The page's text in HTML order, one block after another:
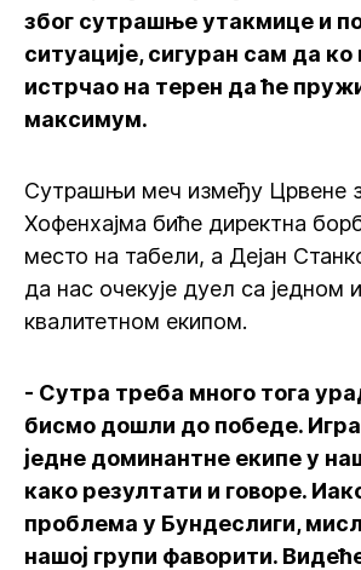
због сутрашње утакмице и
ситуације, сигуран сам да ко
истрчао на терен да ће
максимум.
Сутрашњи меч између Црвене
Хофенхајма биће директна
место на табели, а Дејан
да нас очекује дуел са једном
квалитетном екипом.
- Сутра треба много тога
бисмо дошли до победе.
једне доминантне екипе у
како резултати и говоре.
проблема у Бундеслиги,
нашој групи фаворити.